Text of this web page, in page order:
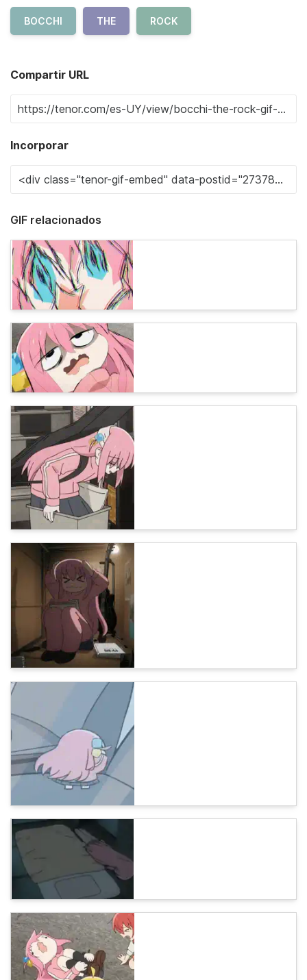
BOCCHI THE ROCK
Compartir URL
Incorporar
GIF relacionados